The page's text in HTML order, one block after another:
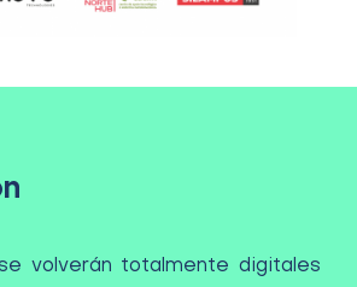
volverán totalmente digitales